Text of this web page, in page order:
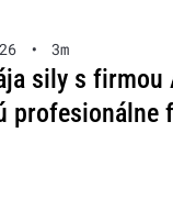
• 3m
sily s
profesionálne